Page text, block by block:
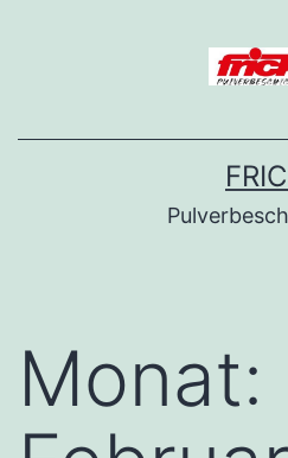
Monat: